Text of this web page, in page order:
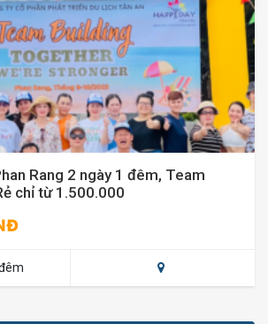
Rang 2 ngày 1 đêm, Team
chỉ từ 1.500.000